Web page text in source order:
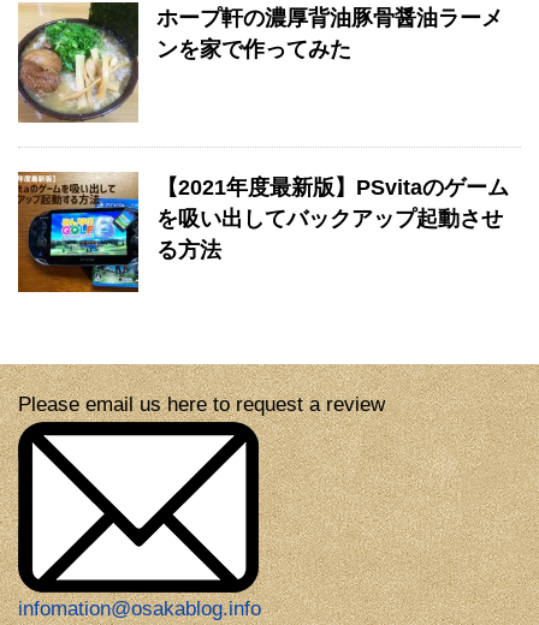
ホープ軒の濃厚背油豚骨醤油ラーメ
ンを家で作ってみた
【2021年度最新版】PSvitaのゲーム
を吸い出してバックアップ起動させ
る方法
Please email us here to request a review
infomation@osakablog.info